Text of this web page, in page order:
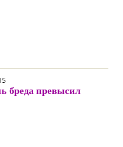
бреда превысил